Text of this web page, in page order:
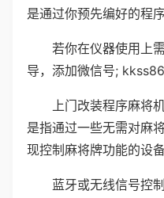
是通过你预先编好的程序
若你在仪器使用上
导，添加微信号;
上门改装程序麻将
是指通过一些无需对麻
现控制麻将牌功能的设备
蓝牙或无线信号控